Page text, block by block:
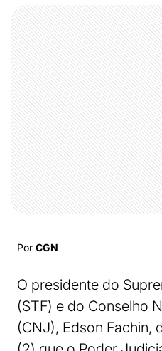
Por CGN
O presidente do
(STF) e do Conselho
(CNJ), Edson Fachin,